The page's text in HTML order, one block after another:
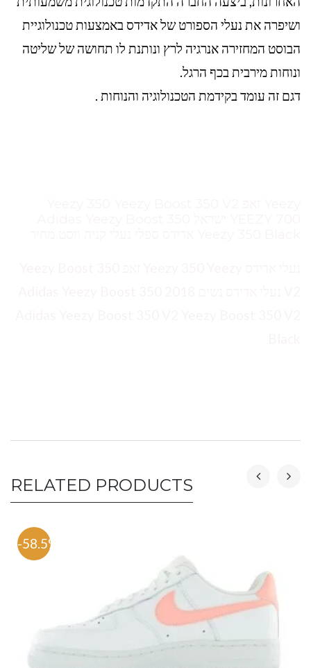
ושיפרה את נעלי הספורט של אדידס באמצעות טכנולוגיית
הבוסט המחזירה אנרגיה לרץ ונותנת לו תחושה של שליטה
ונוחות מירבית בכף הרגל.
דגם זה עומד בקידמת הטכנולוגיה והנוחות .
RELATED PRODUCTS
-58.5%